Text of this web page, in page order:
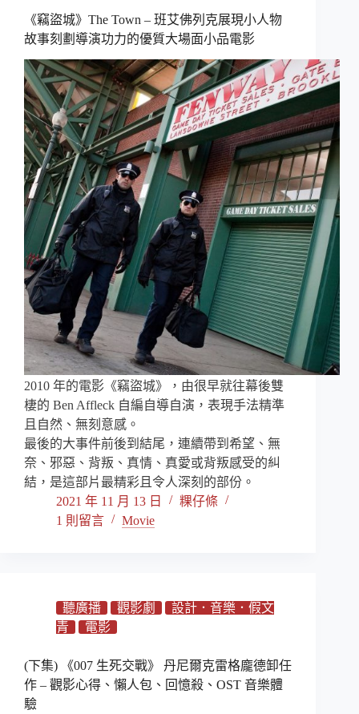
《竊盜城》The Town – 班艾佛列克展現小人物
故事刻劃導演功力的優質大場面小品電影
2010 年的電影《竊盜城》，由很早就往幕後雙
棲的 Ben Affleck 自編自導自演，表現手法精準
且自然、無刻意感。
最後的大事件前後到結尾，連續帶到希望、無
奈、邪惡、背叛、真情、真愛或背叛感受的糾
結，是這部片最精彩且令人深刻的部份。
2021 年 11 月 13 日
粿仔條
1 則留言
Movie
聽廣播 觀影劇
設計．音樂．假文
青
電影
(下集) 《007 生死交戰》 丹尼爾克雷格龐德卸任
作 – 觀影心得、懶人包、回憶殺、OST 音樂體
驗